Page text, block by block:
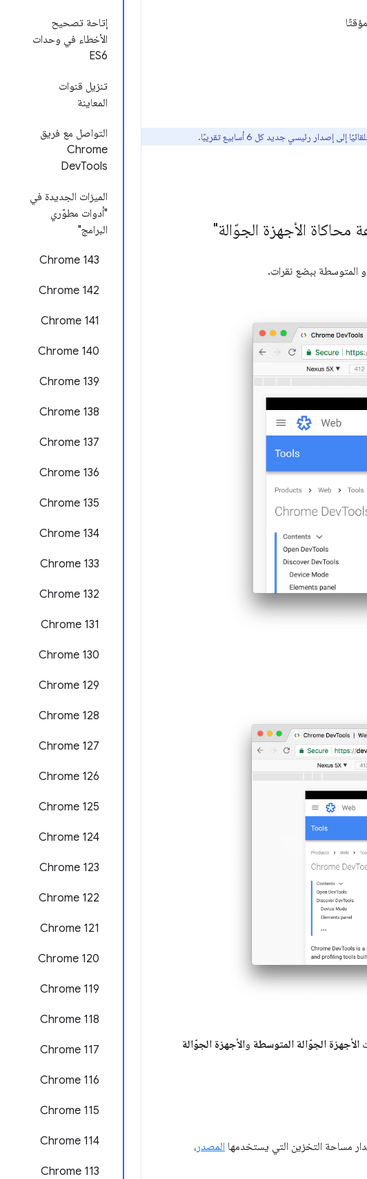
إتاحة تصحيح
الأخطاء في وحدات
ES6
تنزيل قنوات
المعاينة
التواصل مع فريق
Chrome
DevTools
الميزات الجديدة في
"أدوات مطوّري
البرامج"
Chrome 143
Chrome 142
‫Chrome 141
Chrome 140
‫Chrome 139
‫Chrome 138
‫Chrome 137
Chrome 136
Chrome 135
‫Chrome 134
‫Chrome 133
Chrome 132
Chrome 131
Chrome 130
Chrome 129
‫Chrome 128
‫Chrome 127
‫Chrome 126
‫Chrome 125
Chrome 124
Chrome 123
‫Chrome 122
‫Chrome 121
‫Chrome 120
‫Chrome 119
Chrome 118
‫Chrome 117
Chrome 116
Chrome 115
Chrome 114
Chrome 113
الأجهزة الجوّالة"
المتوسطة ببضع نقرات.
الأجهزة الجوّالة المتوسطة والأجهزة الجوّالة
مساحة التخزين التي يستخدمها المصدر ،